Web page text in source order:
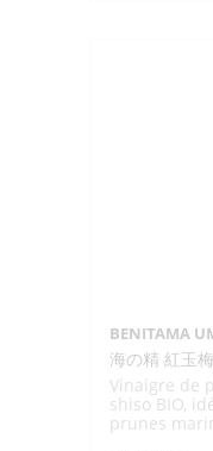
BENITAMA
海の精 紅玉
Vinaigre de
shiso BIO,
prunes